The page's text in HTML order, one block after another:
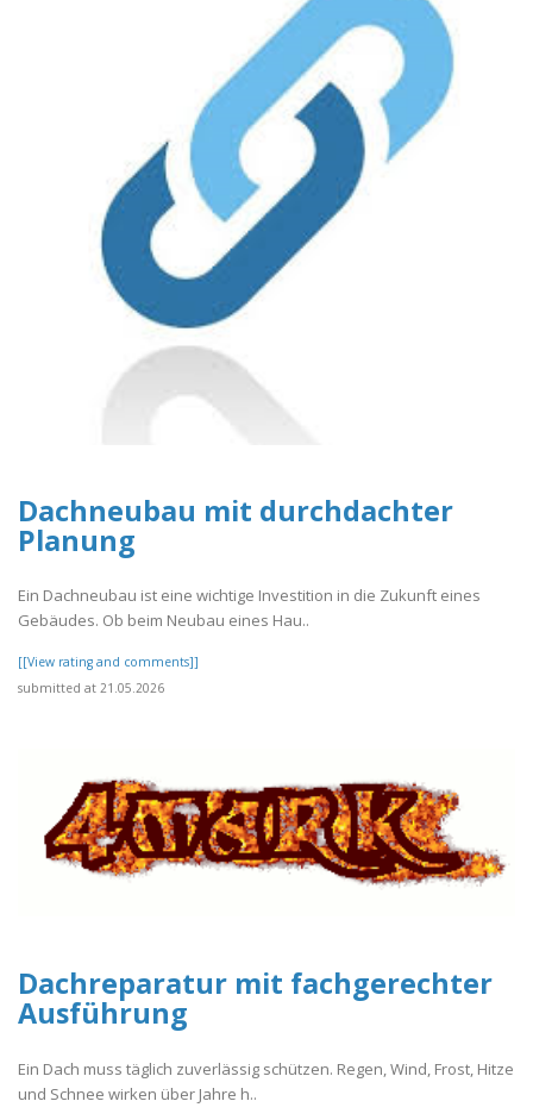
Dachneubau mit durchdachter
Planung
Ein Dachneubau ist eine wichtige Investition in die Zukunft eines
Gebäudes. Ob beim Neubau eines Hau..
[[View rating and comments]]
submitted at 21.05.2026
Dachreparatur mit fachgerechter
Ausführung
Ein Dach muss täglich zuverlässig schützen. Regen, Wind, Frost, Hitze
und Schnee wirken über Jahre h..